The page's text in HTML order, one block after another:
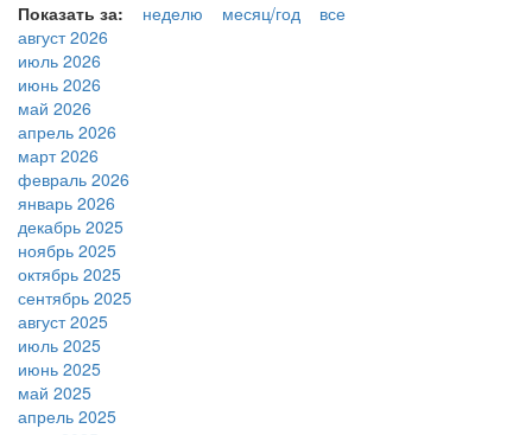
Показать за: неделю месяц/год
все
август 2026
июль 2026
июнь 2026
май 2026
апрель 2026
март 2026
февраль 2026
январь 2026
декабрь 2025
ноябрь 2025
октябрь 2025
сентябрь 2025
август 2025
июль 2025
июнь 2025
май 2025
апрель 2025